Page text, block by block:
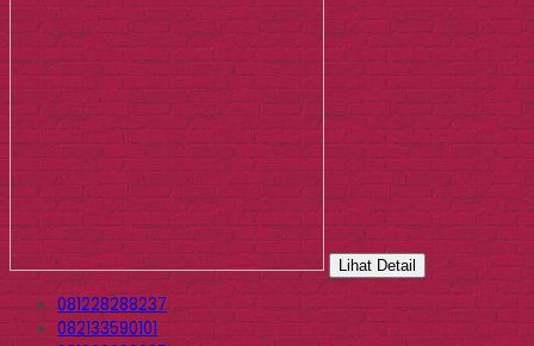
Lihat Detail
081228288237
082133590101